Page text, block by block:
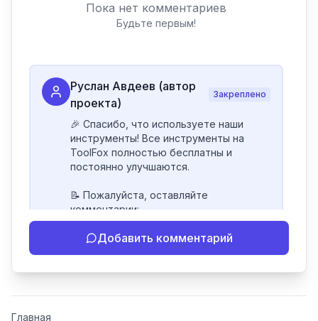
Пока нет комментариев
Будьте первым!
Руслан Авдеев (автор
проекта)
Закреплено
🎉 Спасибо, что используете наши
инструменты! Все инструменты на
ToolFox полностью бесплатны и
постоянно улучшаются.
📝 Пожалуйста, оставляйте
комментарии:
- Если инструмент работает
некорректно
Добавить комментарий
Главная